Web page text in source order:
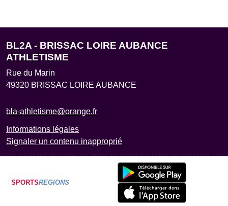
BL2A - BRISSAC LOIRE AUBANCE
ATHLETISME
Rue du Marin
49320 BRISSAC LOIRE AUBANCE
bla-athletisme@orange.fr
Informations légales
Signaler un contenu inapproprié
SPORTSREGIONS